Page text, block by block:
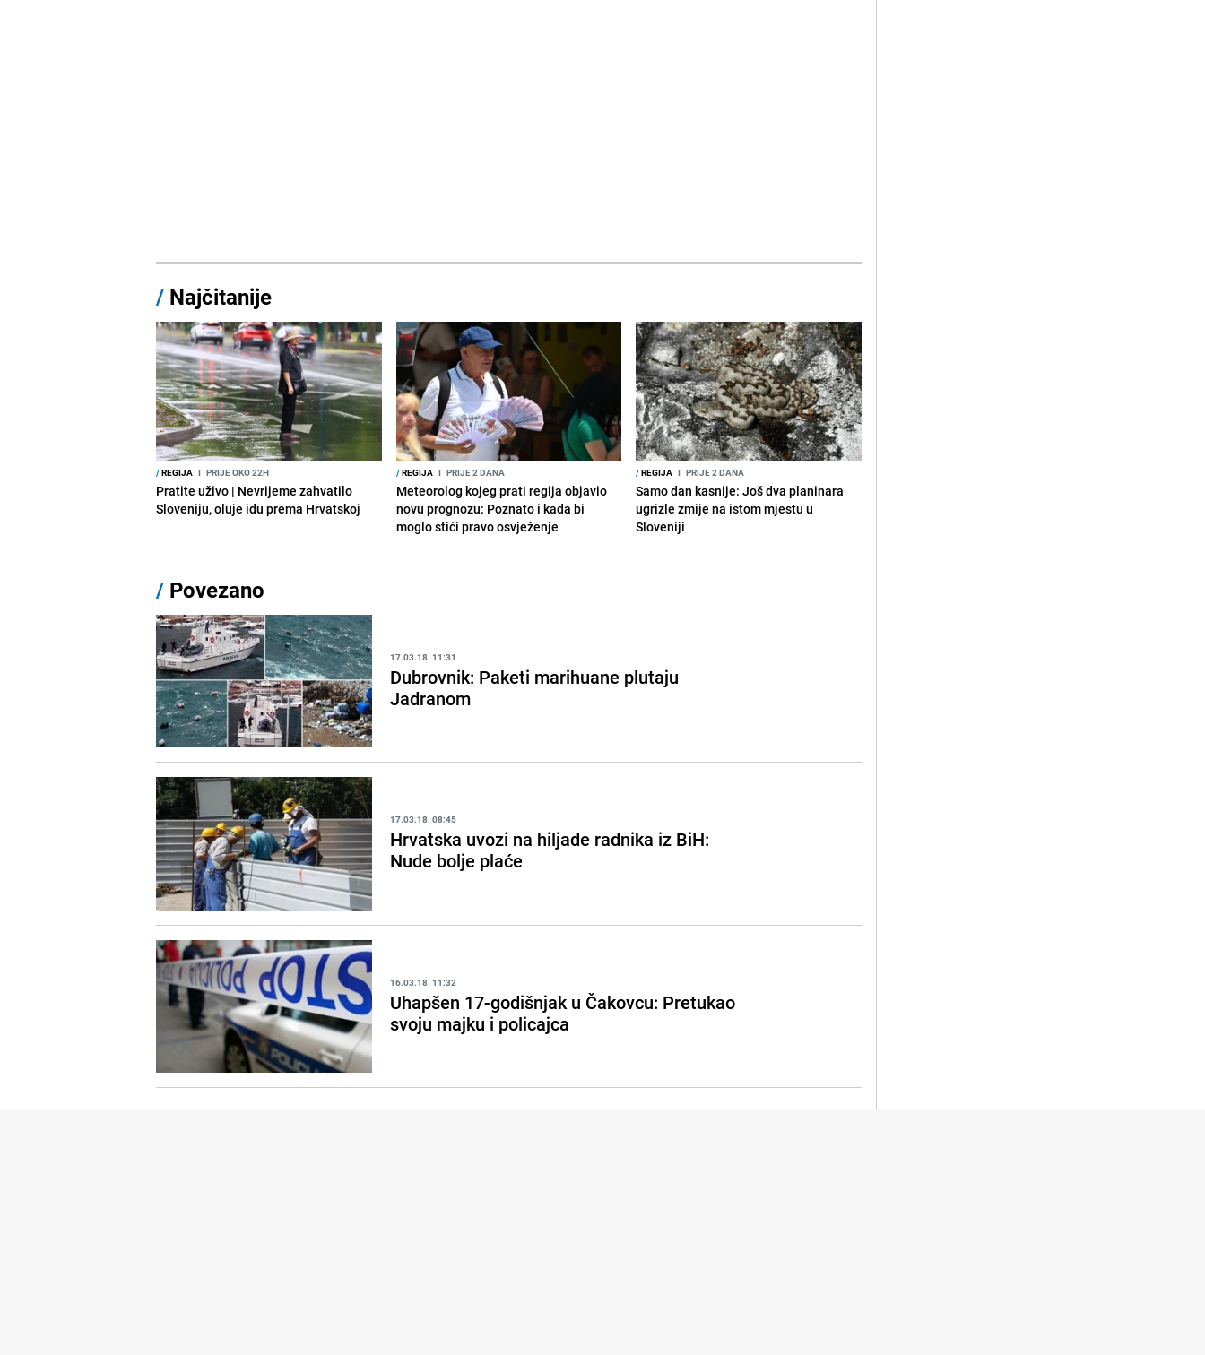
/ Najčitanije
/REGIJA I PRIJE OKO 22H
Pratite uživo | Nevrijeme zahvatilo
Sloveniju, oluje idu prema Hrvatskoj
/REGIJA I PRIJE 2 DANA
Meteorolog kojeg prati regija objavio
novu prognozu: Poznato i kada bi
moglo stići pravo osvježenje
/REGIJA I PRIJE 2 DANA
Samo dan kasnije: Još dva planinara
ugrizle zmije na istom mjestu u
Sloveniji
/ Povezano
17.03.18. 11:31
Dubrovnik: Paketi marihuane plutaju
Jadranom
17.03.18. 08:45
Hrvatska uvozi na hiljade radnika iz BiH:
Nude bolje plaće
16.03.18. 11:32
Uhapšen 17-godišnjak u Čakovcu: Pretukao
svoju majku i policajca